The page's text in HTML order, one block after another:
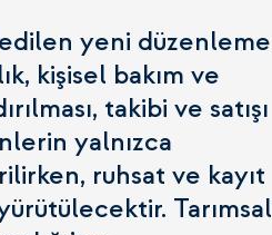
yeni düzenleme
kişisel bakım ve
takibi ve satışı
yalnızca
ruhsat ve kayıt
Tarımsal